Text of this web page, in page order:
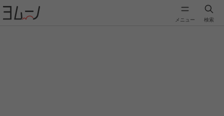
メニュー 検索